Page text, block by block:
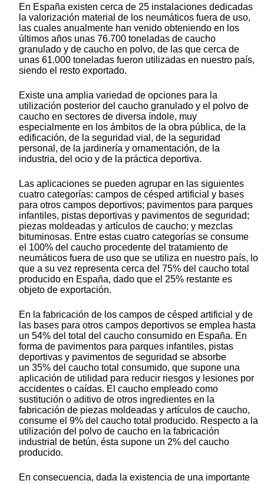
En España existen cerca de 25 instalaciones dedicadas
la valorización material de los neumáticos fuera de uso,
las cuales anualmente han venido obteniendo en los
últimos años unas 76.700 toneladas de caucho
granulado y de caucho en polvo, de las que cerca de
unas 61.000 toneladas fueron utilizadas en nuestro país,
siendo el resto exportado.
Existe una amplia variedad de opciones para la
utilización posterior del caucho granulado y el polvo de
caucho en sectores de diversa índole, muy
especialmente en los ámbitos de la obra pública, de la
edificación, de la seguridad vial, de la seguridad
personal, de la jardinería y ornamentación, de la
industria, del ocio y de la práctica deportiva.
Las aplicaciones se pueden agrupar en las siguientes
cuatro categorías: campos de césped artificial y bases
para otros campos deportivos; pavimentos para parques
infantiles, pistas deportivas y pavimentos de seguridad;
piezas moldeadas y artículos de caucho; y mezclas
bituminosas. Entre estas cuatro categorías se consume
el 100% del caucho procedente del tratamiento de
neumáticos fuera de uso que se utiliza en nuestro país, lo
que a su vez representa cerca del 75% del caucho total
producido en España, dado que el 25% restante es
objeto de exportación.
En la fabricación de los campos de césped artificial y de
las bases para otros campos deportivos se emplea hasta
un 54% del total del caucho consumido en España. En
forma de pavimentos para parques infantiles, pistas
deportivas y pavimentos de seguridad se absorbe
un 35% del caucho total consumido, que supone una
aplicación de utilidad para reducir riesgos y lesiones por
accidentes o caídas. El caucho empleado como
sustitución o aditivo de otros ingredientes en la
fabricación de piezas moldeadas y artículos de caucho,
consume el 9% del caucho total producido. Respecto a la
utilización del polvo de caucho en la fabricación
industrial de betún, ésta supone un 2% del caucho
producido.
En consecuencia, dada la existencia de una importante